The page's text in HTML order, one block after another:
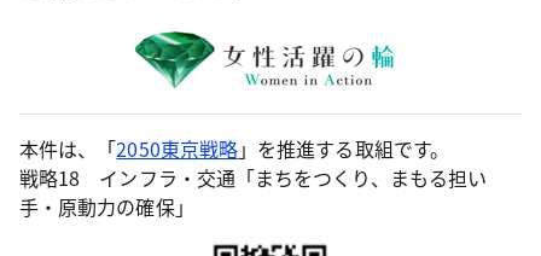
本件は、「2050東京戦略」を推進する取組です。
戦略18 インフラ・交通「まちをつくり、まもる担い
手・原動力の確保」